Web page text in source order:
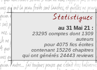
au 31 Mai 21 :
23295 comptes dont 1309
auteurs
pour 4075 fics écrites
contenant 15226 chapitres
qui ont générés 24443 reviews